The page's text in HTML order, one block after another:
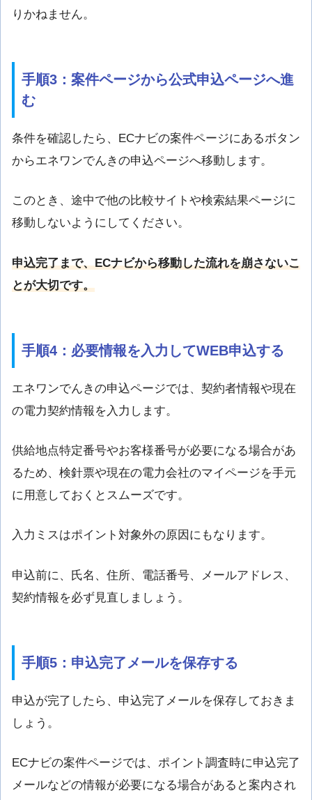
りかねません。
手順3：案件ページから公式申込ページへ進
む
条件を確認したら、ECナビの案件ページにあるボタン
からエネワンでんきの申込ページへ移動します。
このとき、途中で他の比較サイトや検索結果ページに
移動しないようにしてください。
申込完了まで、ECナビから移動した流れを崩さないこ
とが大切です。
手順4：必要情報を入力してWEB申込する
エネワンでんきの申込ページでは、契約者情報や現在
の電力契約情報を入力します。
供給地点特定番号やお客様番号が必要になる場合があ
るため、検針票や現在の電力会社のマイページを手元
に用意しておくとスムーズです。
入力ミスはポイント対象外の原因にもなります。
申込前に、氏名、住所、電話番号、メールアドレス、
契約情報を必ず見直しましょう。
手順5：申込完了メールを保存する
申込が完了したら、申込完了メールを保存しておきま
しょう。
ECナビの案件ページでは、ポイント調査時に申込完了
メールなどの情報が必要になる場合があると案内され